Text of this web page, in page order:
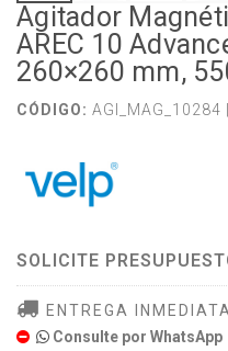
Agitador
AREC 10
260×260 mm,
CÓDIGO: AGI_MAG_10284 |
SOLICITE
ENTREGA INMEDIATA
Consulte por WhatsApp